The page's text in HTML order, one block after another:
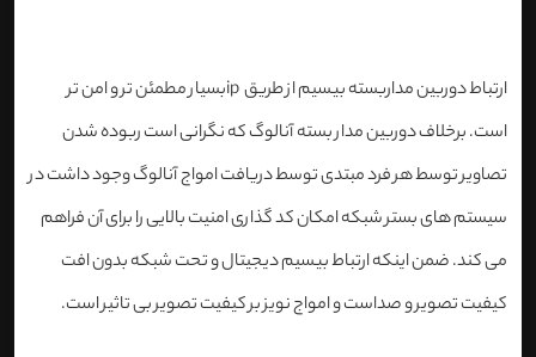
ارتباط دوربین مداربسته بیسیم از طریقipبسیار مطمئن تر و امن تر
است. برخلاف دوربین مدار بسته آنالوگ که نگرانی است ربوده شدن
تصاویر توسط هر فرد مبتدی توسط دریافت امواج آنالوگ وجود داشت در
سیستم های بستر شبکه امکان کد گذاری امنیت بالایی را برای آن فراهم
می کند. ضمن اینکه ارتباط بیسیم دیجیتال و تحت شبکه بدون افت
کیفیت تصویر و صداست و امواج نویز بر کیفیت تصویر بی تاثیر است.